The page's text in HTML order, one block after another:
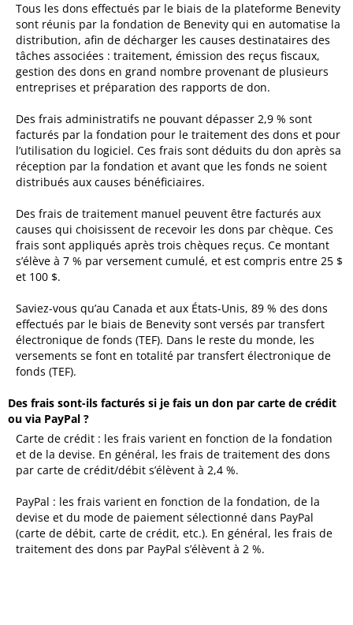
Tous les dons effectués par le biais de la plateforme Benevity
sont réunis par la fondation de Benevity qui en automatise la
distribution, afin de décharger les causes destinataires des
tâches associées : traitement, émission des reçus fiscaux,
gestion des dons en grand nombre provenant de plusieurs
entreprises et préparation des rapports de don.
Des frais administratifs ne pouvant dépasser 2,9 % sont
facturés par la fondation pour le traitement des dons et pour
l’utilisation du logiciel. Ces frais sont déduits du don après sa
réception par la fondation et avant que les fonds ne soient
distribués aux causes bénéficiaires.
Des frais de traitement manuel peuvent être facturés aux
causes qui choisissent de recevoir les dons par chèque. Ces
frais sont appliqués après trois chèques reçus. Ce montant
s’élève à 7 % par versement cumulé, et est compris entre 25 $
et 100 $.
Saviez-vous qu’au Canada et aux États-Unis, 89 % des dons
effectués par le biais de Benevity sont versés par transfert
électronique de fonds (TEF). Dans le reste du monde, les
versements se font en totalité par transfert électronique de
fonds (TEF).
Des frais sont-ils facturés si je fais un don par carte de crédit
ou via PayPal ?
Carte de crédit : les frais varient en fonction de la fondation
et de la devise. En général, les frais de traitement des dons
par carte de crédit/débit s’élèvent à 2,4 %.
PayPal : les frais varient en fonction de la fondation, de la
devise et du mode de paiement sélectionné dans PayPal
(carte de débit, carte de crédit, etc.). En général, les frais de
traitement des dons par PayPal s’élèvent à 2 %.